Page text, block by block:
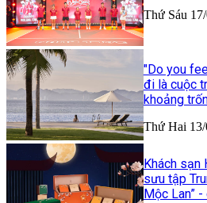
Thứ Sáu
"Do you
đi là cuộc
khoảng
Thứ Hai
Khách sạn
sưu tập
Mộc Lan”